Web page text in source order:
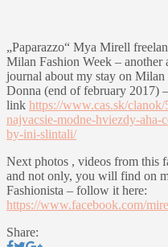
„Paparazzo“ Mya Mirell
Milan Fashion Week –
journal about my stay on
Donna (end of february 2017)
link https://www.cas.sk/
najvacsie-modne-hviezdy-
by-ini-slintali/
Next photos , videos from this
and not only, you will find on
Fashionista – follow it here:
https://www.facebook.com/
Share: